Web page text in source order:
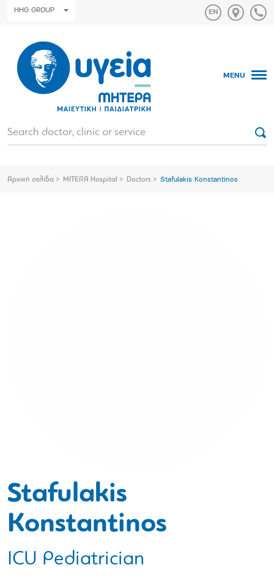
HHG GROUP
MENU
Αρχική σελίδα MITERA Hospital Doctors Stafulakis Konstantinos
Stafulakis
Konstantinos
ICU Pediatrician